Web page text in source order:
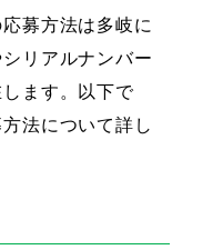
募方法は多岐に
リアルナンバー
ます。以下で
法について詳し